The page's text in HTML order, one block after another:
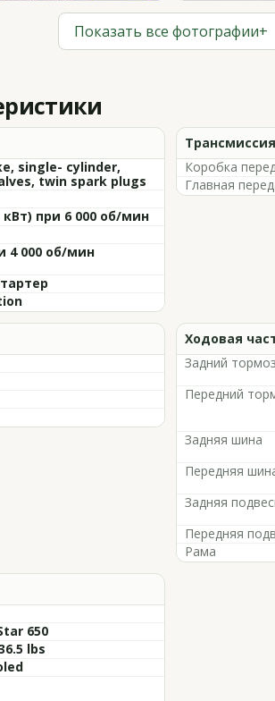
Показать все фотографии+
single- cylinder,
twin spark plugs
кВт) при 6 000 об/мин
4 000 об/мин
Трансмиссия
Коробка
Главная
Ходовая
Задний тормоз
Передний
Задняя шина
Передняя
Задняя
Передняя
Рама
650
lbs